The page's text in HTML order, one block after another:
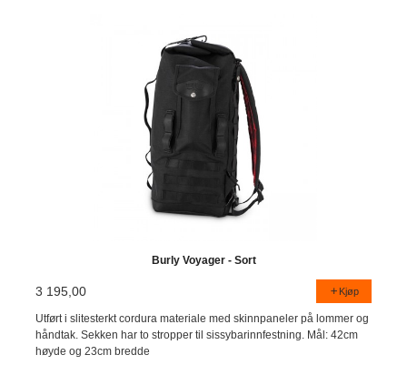
Burly Voyager - Sort
3 195,00 Kjøp
Utført i slitesterkt cordura materiale med skinnpaneler på lommer og
håndtak. Sekken har to stropper til sissybarinnfestning. Mål: 42cm
høyde og 23cm bredde